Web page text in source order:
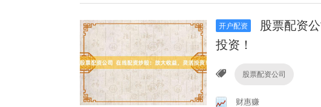
开户配资
股票配资
投资！
股票配资公司
财惠赚